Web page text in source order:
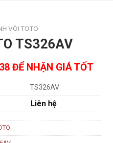
VÒI TOTO
TS326AV
ĐỂ NHẬN GIÁ TỐT
TS326AV
Liên hệ